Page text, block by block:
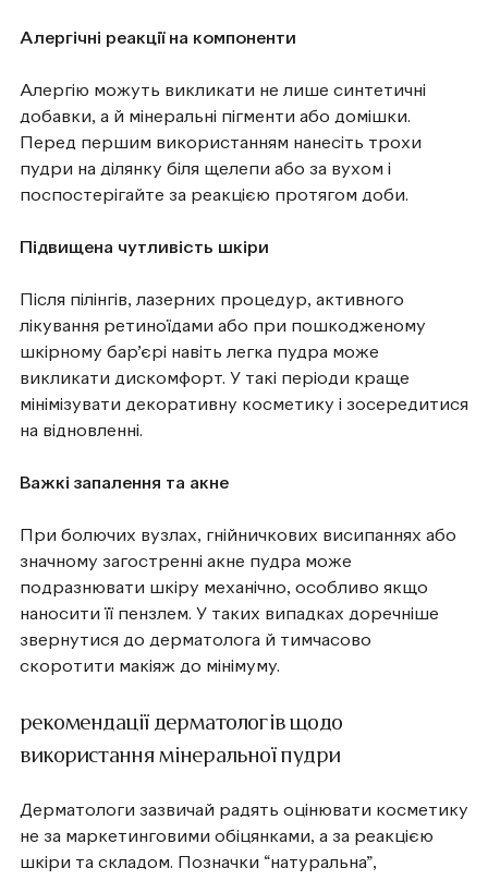
Алергічні реакції на компоненти
Алергію можуть викликати не лише синтетичні
добавки, а й мінеральні пігменти або домішки.
Перед першим використанням нанесіть трохи
пудри на ділянку біля щелепи або за вухом і
поспостерігайте за реакцією протягом доби.
Підвищена чутливість шкіри
Після пілінгів, лазерних процедур, активного
лікування ретиноїдами або при пошкодженому
шкірному бар’єрі навіть легка пудра може
викликати дискомфорт. У такі періоди краще
мінімізувати декоративну косметику і зосередитися
на відновленні.
Важкі запалення та акне
При болючих вузлах, гнійничкових висипаннях або
значному загостренні акне пудра може
подразнювати шкіру механічно, особливо якщо
наносити її пензлем. У таких випадках доречніше
звернутися до дерматолога й тимчасово
скоротити макіяж до мінімуму.
рекомендації дерматологів щодо
використання мінеральної пудри
Дерматологи зазвичай радять оцінювати косметику
не за маркетинговими обіцянками, а за реакцією
шкіри та складом. Позначки “натуральна”,